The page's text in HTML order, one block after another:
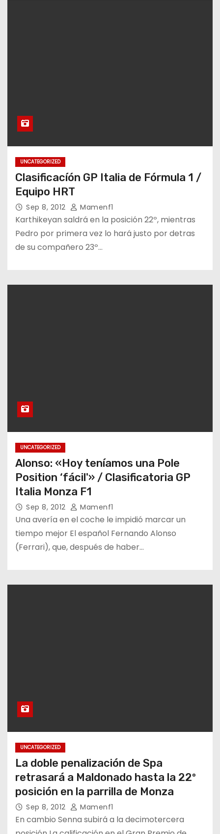
UNCATEGORIZED
Clasificacíón GP Italia de Fórmula 1 /
Equipo HRT
Sep 8, 2012 Mamenf1
Karthikeyan saldrá en la posición 22º, mientras
Pedro por primera vez lo hará justo por detras
de su compañero 23º…
UNCATEGORIZED
Alonso: «Hoy teníamos una Pole
Position ‘fácil'» / Clasificatoria GP
Italia Monza F1
Sep 8, 2012 Mamenf1
Una avería en el coche le impidió marcar un
tiempo mejor El español Fernando Alonso
(Ferrari), que, después de haber…
UNCATEGORIZED
La doble penalización de Spa
retrasará a Maldonado hasta la 22º
posición en la parrilla de Monza
Sep 8, 2012 Mamenf1
En cambio Senna subirá a la decimotercera